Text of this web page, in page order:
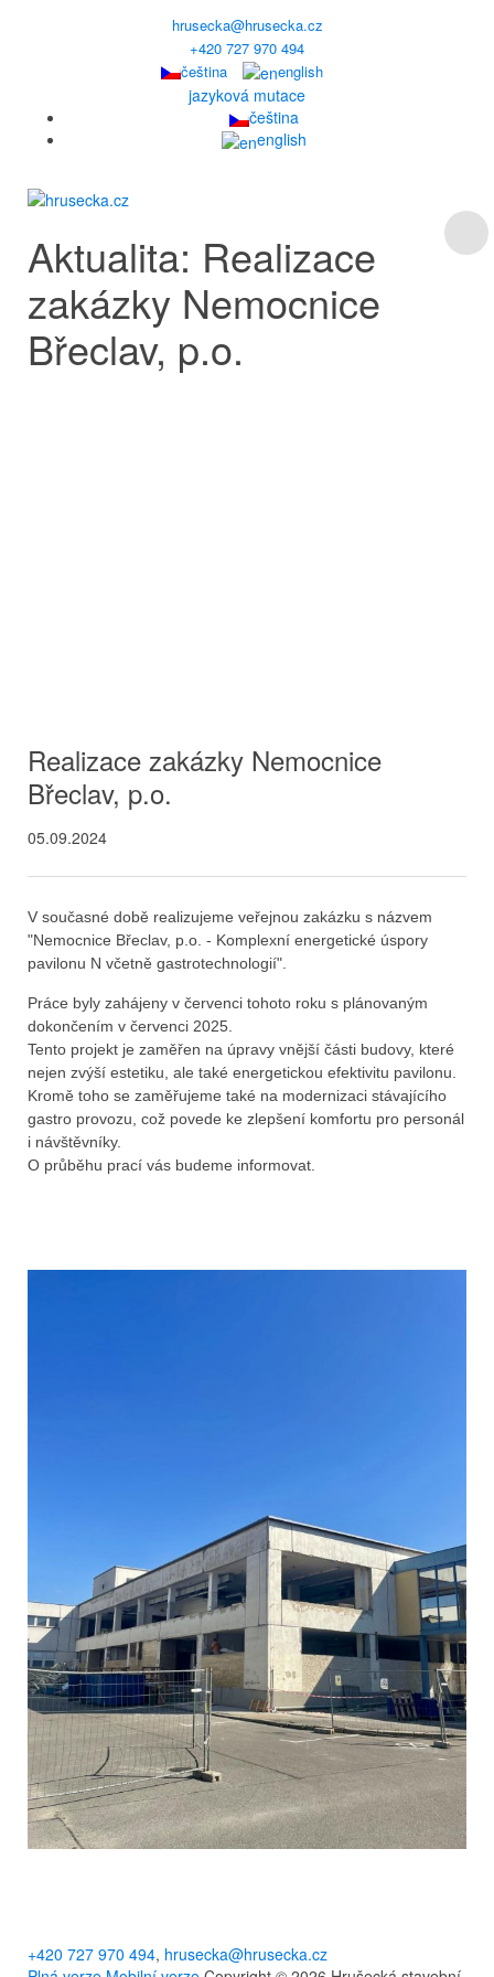
hrusecka@hrusecka.cz
+420 727 970 494
čeština
english
jazyková mutace
čeština
english
Aktualita: Realizace
zakázky Nemocnice
Břeclav, p.o.
Realizace zakázky Nemocnice
Břeclav, p.o.
05.09.2024
V současné době realizujeme veřejnou zakázku s názvem
"Nemocnice Břeclav, p.o. - Komplexní energetické úspory
pavilonu N včetně gastrotechnologií".
Práce byly zahájeny v červenci tohoto roku s plánovaným
dokončením v červenci 2025.
Tento projekt je zaměřen na úpravy vnější části budovy, které
nejen zvýší estetiku, ale také energetickou efektivitu pavilonu.
Kromě toho se zaměřujeme také na modernizaci stávajícího
gastro provozu, což povede ke zlepšení komfortu pro personál
i návštěvníky.
O průběhu prací vás budeme informovat.
+420 727 970 494, hrusecka@hrusecka.cz